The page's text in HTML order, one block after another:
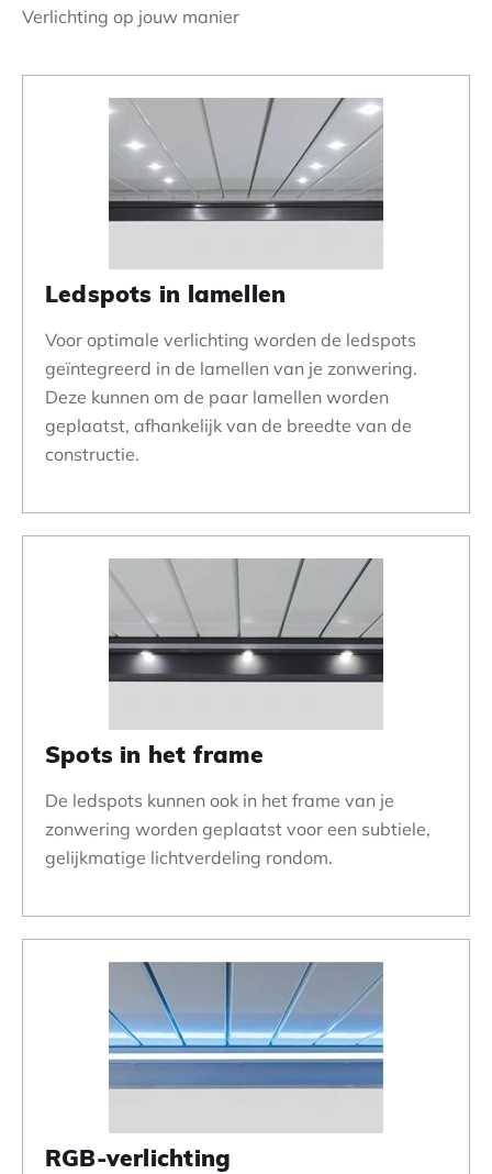
Verlichting op jouw manier
Ledspots in lamellen
Voor optimale verlichting worden de ledspots
geïntegreerd in de lamellen van je zonwering.
Deze kunnen om de paar lamellen worden
geplaatst, afhankelijk van de breedte van de
constructie.
Spots in het frame
De ledspots kunnen ook in het frame van je
zonwering worden geplaatst voor een subtiele,
gelijkmatige lichtverdeling rondom.
RGB-verlichting